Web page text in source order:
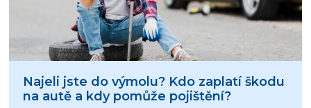
Najeli jste do výmolu? Kdo zaplatí škodu
na autě a kdy pomůže pojištění?